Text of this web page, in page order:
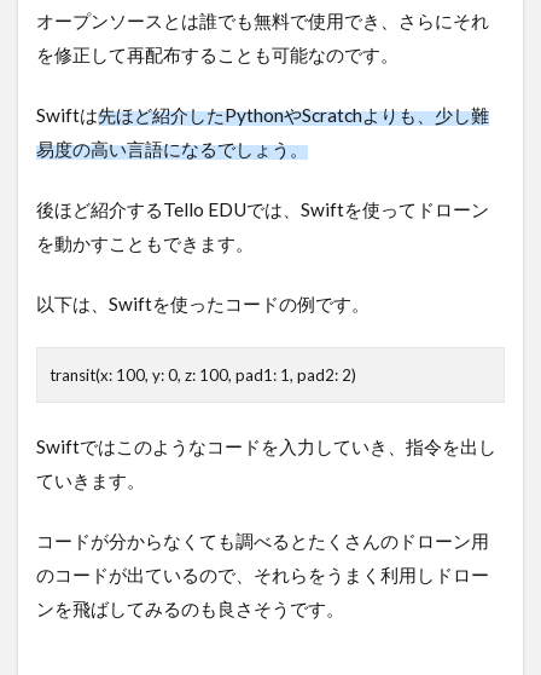
オープンソースとは誰でも無料で使用でき、さらにそれ
を修正して再配布することも可能なのです。
Swiftは先ほど紹介したPythonやScratchよりも、少し難
易度の高い言語になるでしょう。
後ほど紹介するTello EDUでは、Swiftを使ってドローン
を動かすこともできます。
以下は、Swiftを使ったコードの例です。
transit(x: 100, y: 0, z: 100, pad1: 1, pad2: 2)
Swiftではこのようなコードを入力していき、指令を出し
ていきます。
コードが分からなくても調べるとたくさんのドローン用
のコードが出ているので、それらをうまく利用しドロー
ンを飛ばしてみるのも良さそうです。